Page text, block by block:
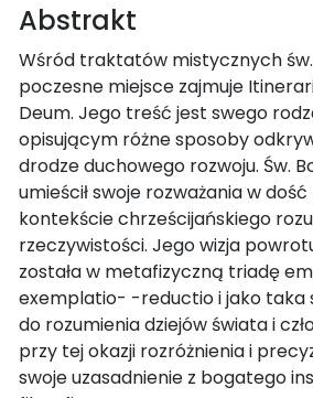
Abstrakt
Wśród traktatów mistycznych
poczesne miejsce zajmuje
Deum. Jego treść jest swego
opisującym różne sposoby
drodze duchowego rozwoju. Św.
umieścił swoje rozważania w
kontekście chrześcijańskiego
rzeczywistości. Jego wizja
została w metafizyczną triadę
exemplatio- -reductio i jako taka
do rozumienia dziejów świata i
przy tej okazji rozróżnienia i
swoje uzasadnienie z bogatego